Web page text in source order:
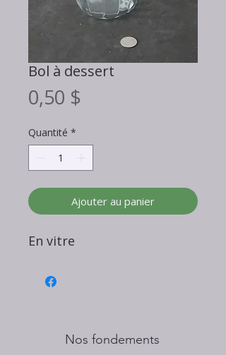
Bol à dessert
0,50 $
Quantité *
Ajouter au panier
En vitre
Nos fondements